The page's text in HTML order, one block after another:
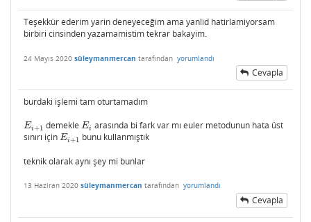
Teşekkür ederim yarin deneyeceğim ama yanlid hatirlamiyorsam
birbiri cinsinden yazamamistim tekrar bakayim.
24 Mayıs 2020 süleymanmercan tarafından yorumlandı
Cevapla
burdaki işlemi tam oturtamadım
Ei+1
Ei+1 demekleEi
Ei arasında bi fark var mı euler metodunun hata üst
sınırı için Ei+1
Ei+1 bunu kullanmıştık
teknik olarak aynı şey mi bunlar
13 Haziran 2020 süleymanmercan tarafından yorumlandı
Cevapla